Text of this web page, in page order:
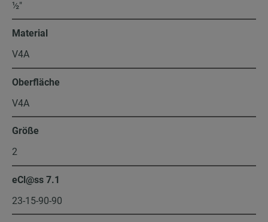
½″
Material
V4A
Oberfläche
V4A
Größe
2
eCl@ss 7.1
23-15-90-90